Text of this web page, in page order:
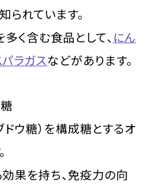
られています。
く含む食品として、にん
ラガスなどがあります。
ドウ糖）を構成糖とするオ
果を持ち、免疫力の向